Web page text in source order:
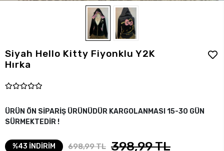
Siyah Hello Kitty Fiyonklu Y2K
Hırka
ÜRÜN ÖN SİPARİŞ ÜRÜNÜDÜR KARGOLANMASI 15-30 GÜN
SÜRMEKTEDİR !
%43 İNDİRİM 698,99 TL 398,99 TL